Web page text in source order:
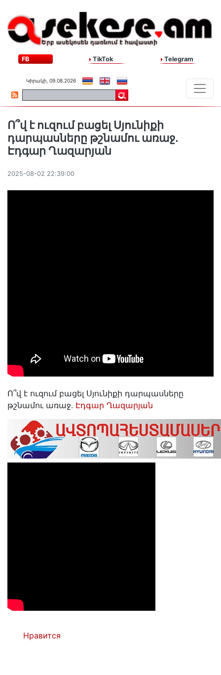
FB TikTok Telegram
Կիրակի, 09.08.2026
Ո՞վ է ուզում բացել Սյունիքի
դարպասները թշնամու առաջ․
Էդգար Ղազարյան
2025-08-02 22:39:00
Ո՞վ է ուզում բացել Սյունիքի դարպասները
թշնամու առաջ․ Էդգար Ղազարյան
Нравится